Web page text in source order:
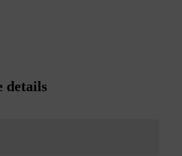
details